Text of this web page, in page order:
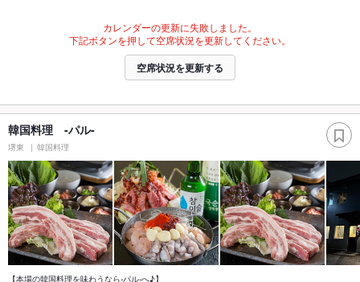
カレンダーの更新に失敗しました。
下記ボタンを押して空席状況を更新してください。
空席状況を更新する
韓国料理 -パル-
堺東 韓国料理
【本場の韓国料理を味わうなら-パル-へ♪】